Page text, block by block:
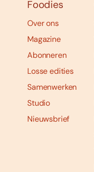
Foodies
Over ons
Magazine
Abonneren
Losse edities
Samenwerken
Studio
Nieuwsbrief